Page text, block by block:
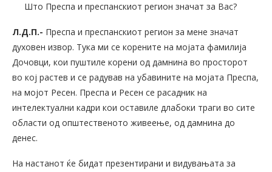
Што Преспа и преспанскиот регион значат за Вас?
Л.Д.П.- Преспа и преспанскиот регион за мене значат
духовен извор. Тука ми се корените на мојата фамилија
Дочовци, кои пуштиле корени од дамнина во просторот
во кој растев и се радував на убавините на мојата Преспа,
на мојот Ресен. Преспа и Ресен се расадник на
интелектуални кадри кои оставиле длабоки траги во сите
области од општественото живеење, од дамнина до
денес.
На настанот ќе бидат презентирани и видувањата за